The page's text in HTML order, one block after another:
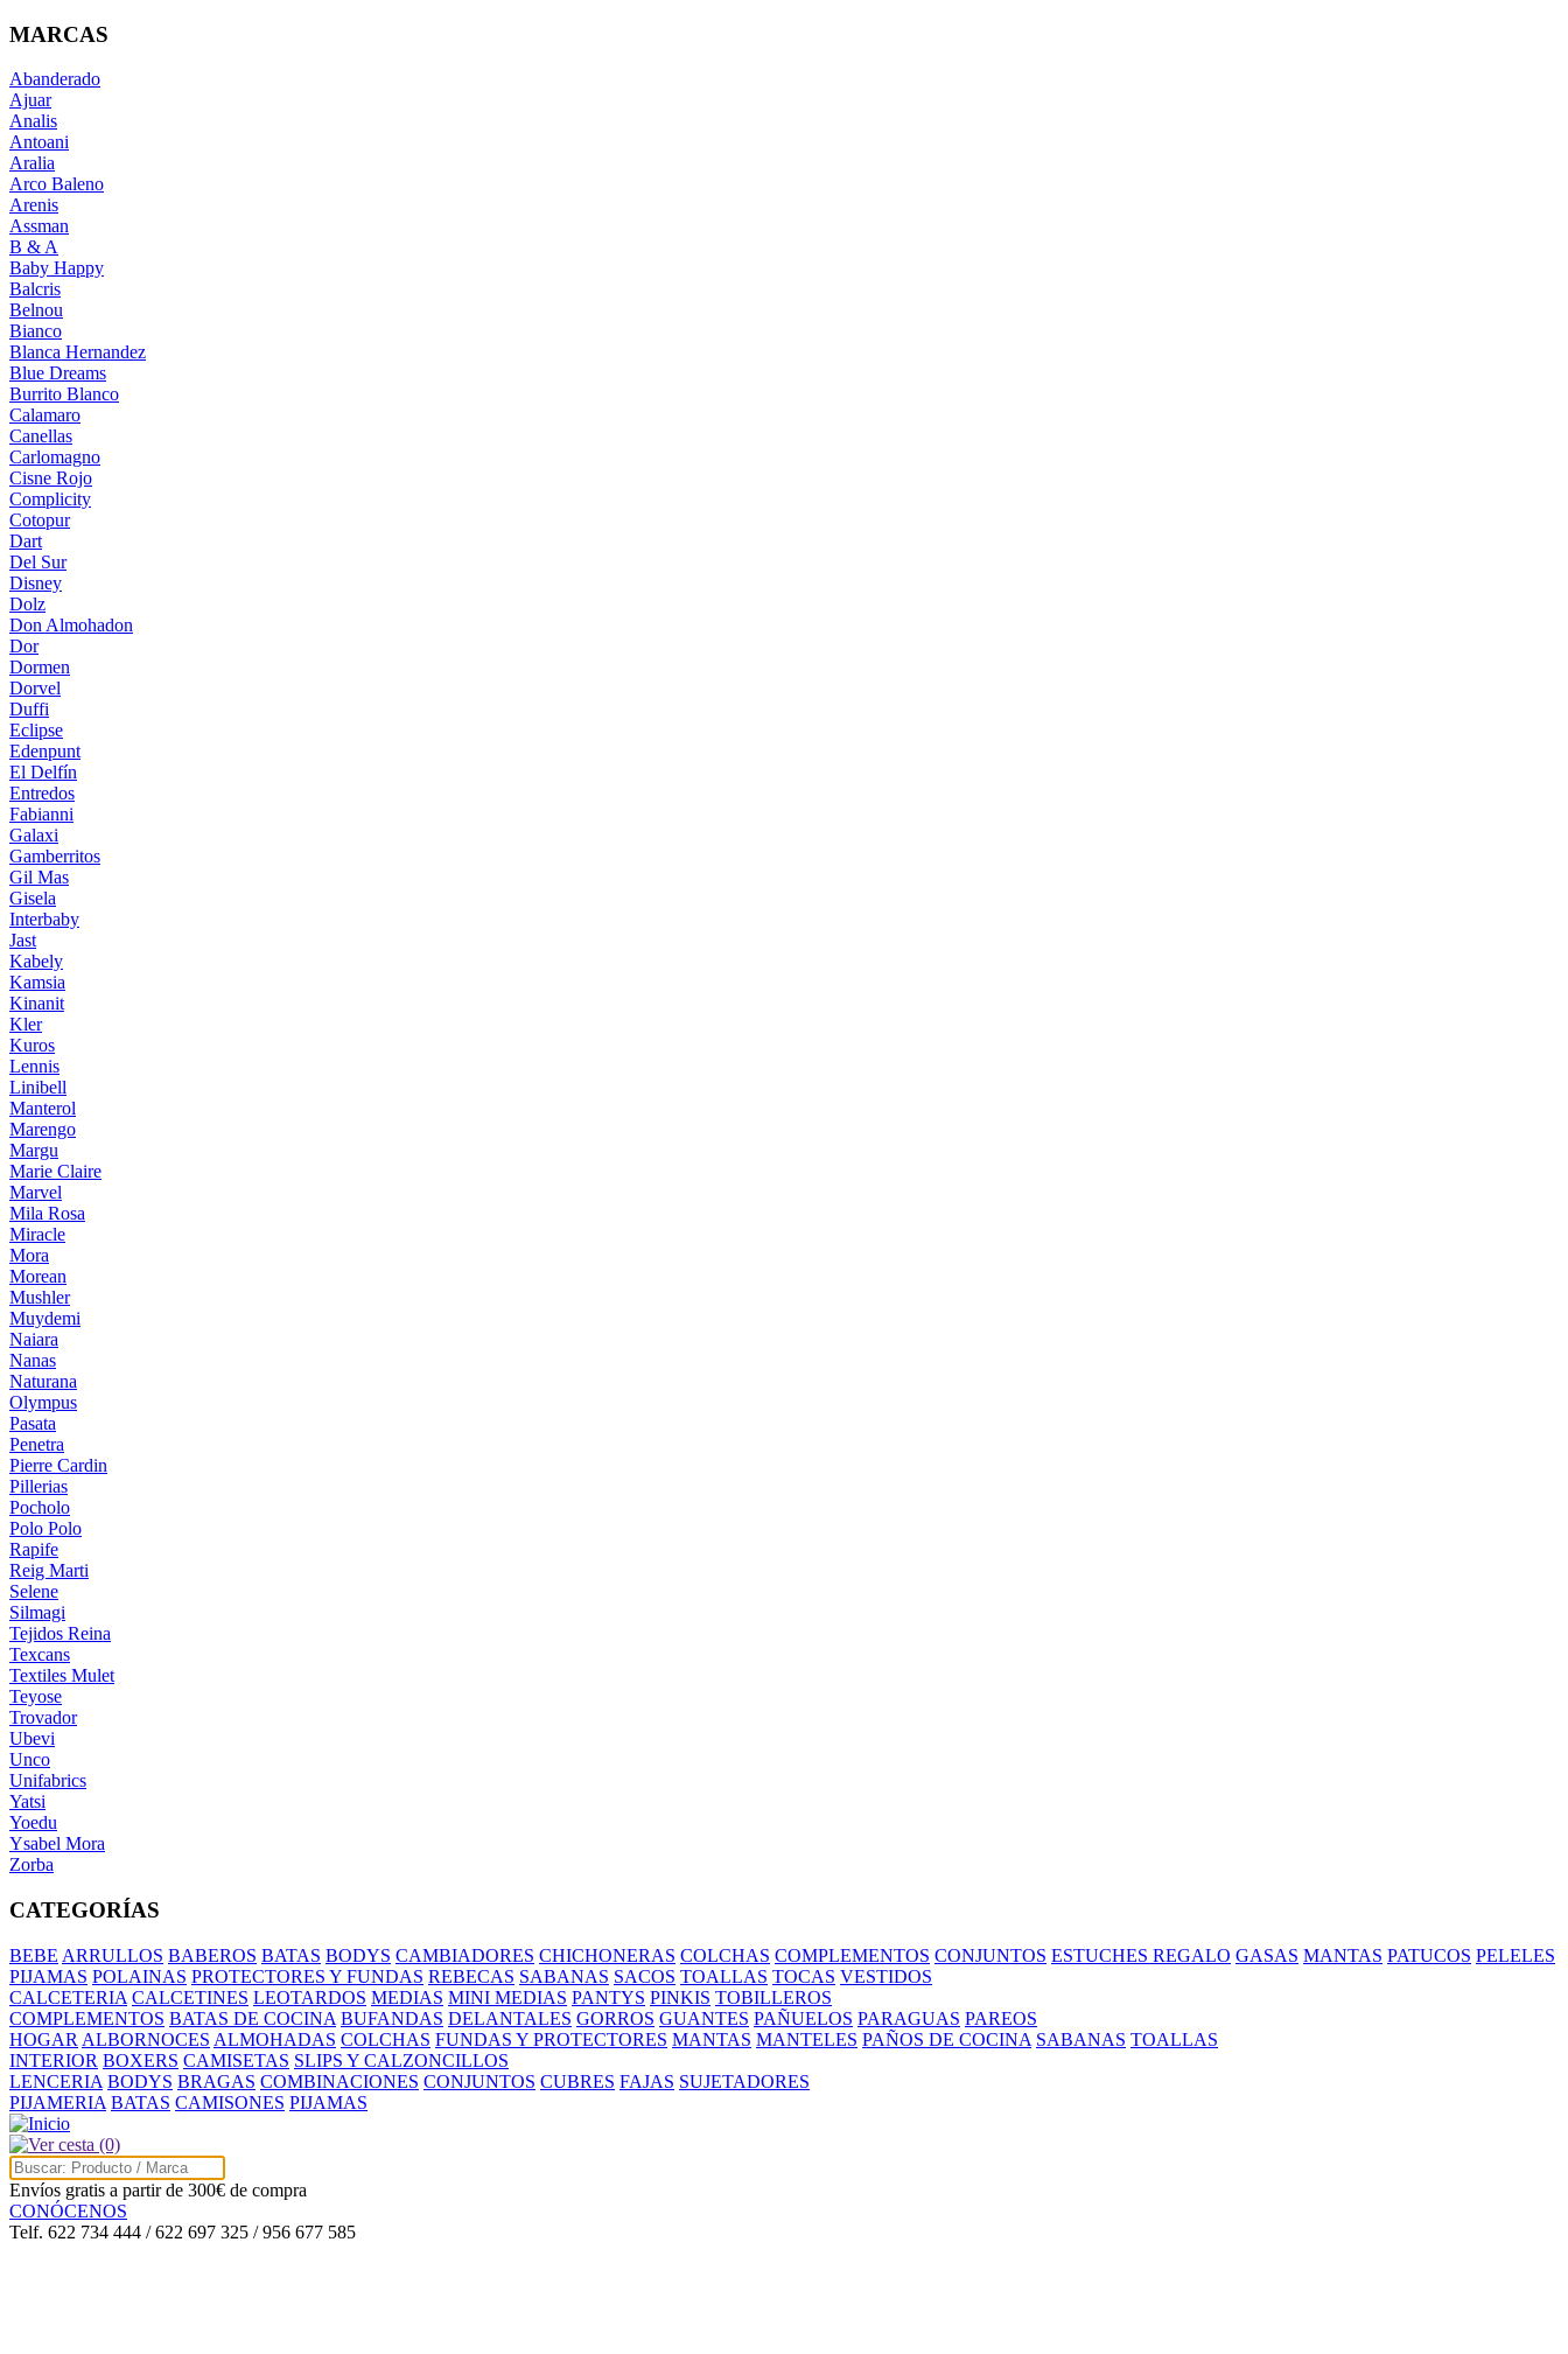
MARCAS
Abanderado
Ajuar
Analis
Antoani
Aralia
Arco Baleno
Arenis
Assman
B & A
Baby Happy
Balcris
Belnou
Bianco
Blanca Hernandez
Blue Dreams
Burrito Blanco
Calamaro
Canellas
Carlomagno
Cisne Rojo
Complicity
Cotopur
Dart
Del Sur
Disney
Dolz
Don Almohadon
Dor
Dormen
Dorvel
Duffi
Eclipse
Edenpunt
El Delfín
Entredos
Fabianni
Galaxi
Gamberritos
Gil Mas
Gisela
Interbaby
Jast
Kabely
Kamsia
Kinanit
Kler
Kuros
Lennis
Linibell
Manterol
Marengo
Margu
Marie Claire
Marvel
Mila Rosa
Miracle
Mora
Morean
Mushler
Muydemi
Naiara
Nanas
Naturana
Olympus
Pasata
Penetra
Pierre Cardin
Pillerias
Pocholo
Polo Polo
Rapife
Reig Marti
Selene
Silmagi
Tejidos Reina
Texcans
Textiles Mulet
Teyose
Trovador
Ubevi
Unco
Unifabrics
Yatsi
Yoedu
Ysabel Mora
Zorba
CATEGORÍAS
BEBE ARRULLOS BABEROS BATAS BODYS CAMBIADORES CHICHONERAS COLCHAS COMPLEMENTOS CONJUNTOS ESTUCHES REGALO GASAS MANTAS PATUCOS PELELES
PIJAMAS POLAINAS PROTECTORES Y FUNDAS REBECAS SABANAS SACOS TOALLAS TOCAS VESTIDOS
CALCETERIA CALCETINES LEOTARDOS MEDIAS MINI MEDIAS PANTYS PINKIS TOBILLEROS
COMPLEMENTOS BATAS DE COCINA BUFANDAS DELANTALES GORROS GUANTES PAÑUELOS PARAGUAS PAREOS
HOGAR ALBORNOCES ALMOHADAS COLCHAS FUNDAS Y PROTECTORES MANTAS MANTELES PAÑOS DE COCINA SABANAS TOALLAS
INTERIOR BOXERS CAMISETAS SLIPS Y CALZONCILLOS
LENCERIA BODYS BRAGAS COMBINACIONES CONJUNTOS CUBRES FAJAS SUJETADORES
PIJAMERIA BATAS CAMISONES PIJAMAS
(0)
Envíos gratis a partir de 300€ de compra
CONÓCENOS
Telf. 622 734 444 / 622 697 325 / 956 677 585